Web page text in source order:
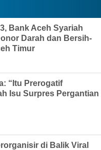
Bank Aceh Syariah
Darah dan Bersih-
Timur
“Itu Prerogatif
Isu Surpres Pergantian
di Balik Viral